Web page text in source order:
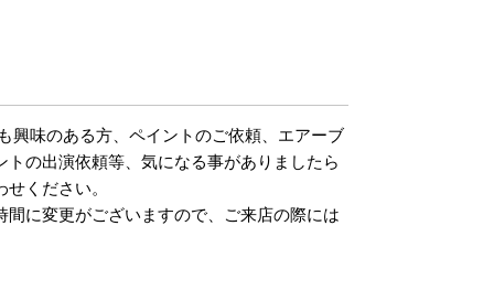
興味のある方、ペイントのご依頼、エアーブ
の出演依頼等、気になる事がありましたら
ください。
に変更がございますので、ご来店の際には